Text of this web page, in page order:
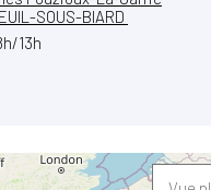
SOUS-BIARD
13h